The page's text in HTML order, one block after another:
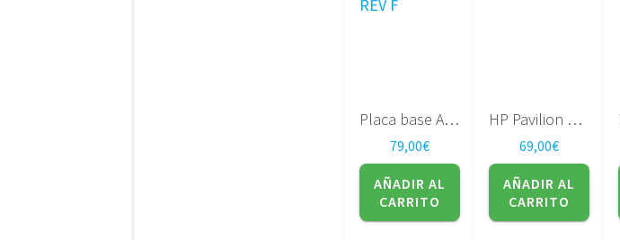
Placa base Acer Aspire 5920 5920g DA0ZD1MB6F0 REV F
79,00€
AÑADIR AL
CARRITO
HP Pavilion DV7-1000 507169-001
69,00€
AÑADIR AL
CARRITO